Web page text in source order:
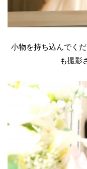
小物を持ち込んでく
も撮影